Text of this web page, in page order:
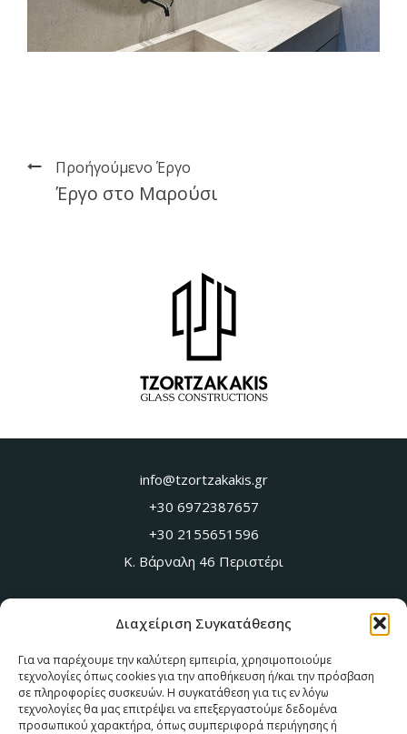
Διαχείριση Συγκατάθεσης
Για να παρέχουμε την καλύτερη εμπειρία, χρησιμοποιούμε
τεχνολογίες όπως cookies για την αποθήκευση ή/και την πρόσβαση
σε πληροφορίες συσκευών. Η συγκατάθεση για τις εν λόγω
τεχνολογίες θα μας επιτρέψει να επεξεργαστούμε δεδομένα
προσωπικού χαρακτήρα, όπως συμπεριφορά περιήγησης ή
Προήγούμενο Έργο
Έργο στο Μαρούσι
info@tzortzakakis.gr
+30 6972387657
+30 2155651596
Κ. Βάρναλη 46 Περιστέρι
Υπηρεσίες
Ποιοι είμαστε
Ενδεικτικά έργα